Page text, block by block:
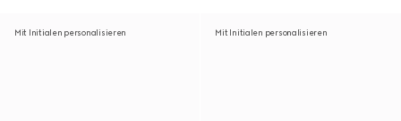
Mit Initialen personalisieren Mit Initialen personalisieren